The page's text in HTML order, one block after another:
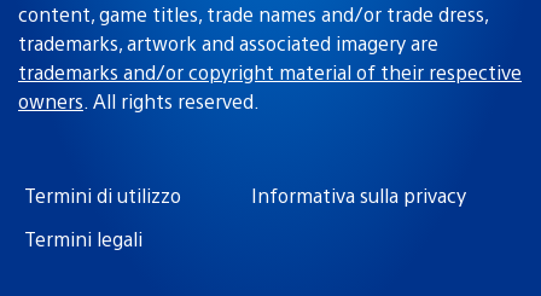
content, game titles, trade names and/or trade dress,
trademarks, artwork and associated imagery are
trademarks and/or copyright material of their respective
owners. All rights reserved.
Termini di utilizzo
Informativa sulla privacy
Termini legali